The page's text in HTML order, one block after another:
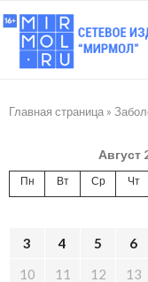
Главная страница »
Август
Пн Вт Ср Чт
3
4 5 6
10
11 12 13